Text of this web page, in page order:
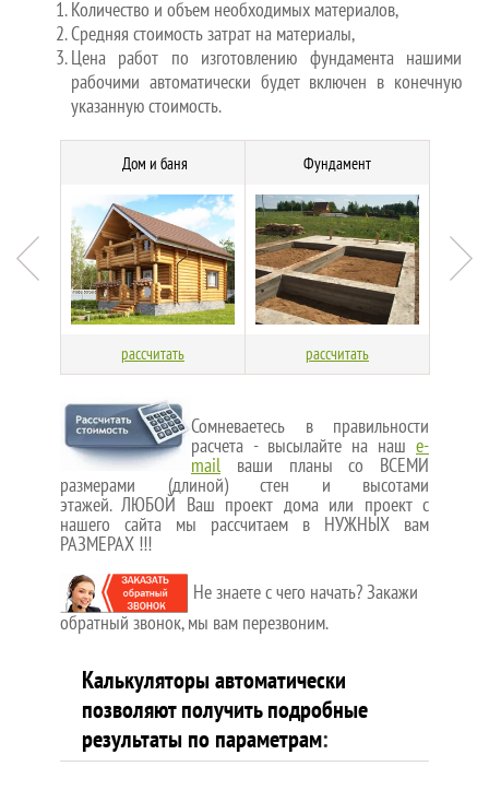
Количество и объем необходимых материалов,
Средняя стоимость затрат на материалы,
Цена работ по изготовлению фундамента нашими
рабочими автоматически будет включен в конечную
указанную стоимость.
Дом и баня
рассчитать
Фундамент
рассчитать
Сомневаетесь в правильности
расчета - высылайте на наш e-
mail ваши планы со ВСЕМИ
размерами (длиной) стен и высотами
этажей. ЛЮБОЙ Ваш проект дома или проект с
нашего сайта мы рассчитаем в НУЖНЫХ вам
РАЗМЕРАХ !!!
Не знаете с чего начать? Закажи
обратный звонок, мы вам перезвоним.
Калькуляторы автоматически
позволяют получить подробные
результаты по параметрам: